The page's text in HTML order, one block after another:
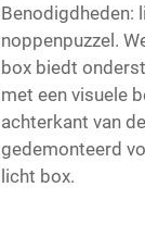
Benodigdheden:
noppenpuzzel.
box biedt
met een visuele
achterkant van
gedemonteerd
licht box.